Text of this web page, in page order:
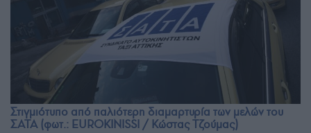
Στιγμιότυπο από παλιότερη διαμαρτυρία των μελών του
ΣΑΤΑ (φωτ.: EUROKINISSI / Κώστας Τζούμας)